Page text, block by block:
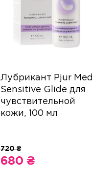
Лубрикант Pjur Med
Sensitive Glide для
чувствительной
кожи, 100 мл
680 ₴